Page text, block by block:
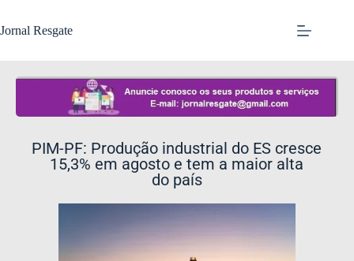
Jornal Resgate
PIM-PF: Produção industrial do ES cresce
15,3% em agosto e tem a maior alta
do país